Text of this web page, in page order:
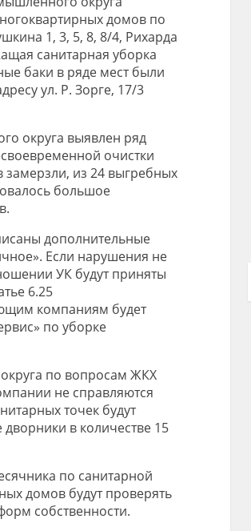
домов по
1, 3, 5, 8, 8/4, Рихарда
санитарная уборка
баки в ряде мест были
ул. Р. Зорге, 17/3
округа выявлен ряд
очистки
из 24 выгребных
большое
дополнительные
Если нарушения не
УК будут приняты
6.25
компаниям будет
по уборке
по вопросам ЖКХ
не справляются
точек будут
в количестве 15
по санитарной
домов будут проверять
собственности.